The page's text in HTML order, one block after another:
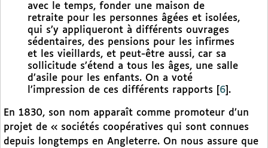
avec le temps, fonder une maison de
retraite pour les personnes âgées et isolées,
qui s’y appliqueront à différents ouvrages
sédentaires, des pensions pour les infirmes
et les vieillards, et peut-être aussi, car sa
sollicitude s’étend a tous les âges, une salle
d’asile pour les enfants. On a voté
l’impression de ces différents rapports
6 .
En 1830, son nom apparaît comme promoteur d’un
projet de « sociétés coopératives qui sont connues
depuis longtemps en Angleterre. On nous assure que